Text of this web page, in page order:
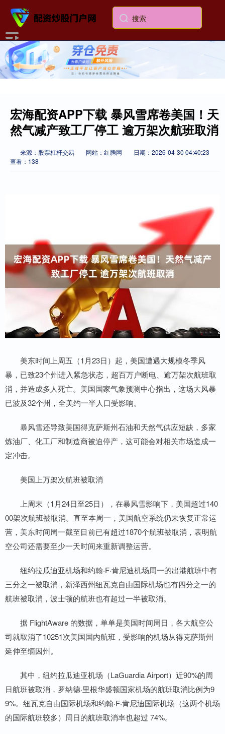
宏海配资APP下载 暴风雪席卷美国！天
然气减产致工厂停工 逾万架次航班取消
来源：股票杠杆交易 网站：红腾网
日期：2026-04-30 04:40:23
查看：138
美东时间上周五（1月23日）起，美国遭遇大规模冬季风
暴，已致23个州进入紧急状态，超百万户断电、逾万架次航班取
消，并造成多人死亡。美国国家气象预测中心指出，这场大风暴
已波及32个州，全美约一半人口受影响。
暴风雪还导致美国得克萨斯州石油和天然气供应短缺，多家
炼油厂、化工厂和制造商被迫停产，这可能会对相关市场造成一
定冲击。
美国上万架次航班被取消
上周末（1月24日至25日），在暴风雪影响下，美国超过140
00架次航班被取消。直至本周一，美国航空系统仍未恢复正常运
营，美东时间周一截至目前已有超过1870个航班被取消，表明航
空公司还需要至少一天时间来重新调整运营。
纽约拉瓜迪亚机场和约翰·F·肯尼迪机场周一的出港航班中有
三分之一被取消，新泽西州纽瓦克自由国际机场也有四分之一的
航班被取消，波士顿的航班也有超过一半被取消。
据 FlightAware 的数据，单单是美国时间周日，各大航空公
司就取消了10251次美国国内航班，受影响的机场从得克萨斯州
延伸至缅因州。
其中，纽约拉瓜迪亚机场（LaGuardia Airport）近90%的周
日航班被取消，罗纳德·里根华盛顿国家机场的航班取消比例为9
9%。纽瓦克自由国际机场和约翰·F·肯尼迪国际机场（这两个机场
的国际航班较多）周日的航班取消率也超过 74%。